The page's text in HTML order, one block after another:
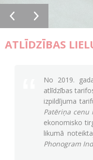
ATLĪDZĪBAS
No 2019.
atlīdzības
izpildījuma
Patēriņa cenu
ekonomisko
likumā
Phonogram